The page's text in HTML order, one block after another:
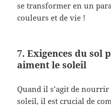
se transformer en un
couleurs et de vie !
7. Exigences du sol
aiment le soleil
Quand il s’agit de
soleil, il est crucial de